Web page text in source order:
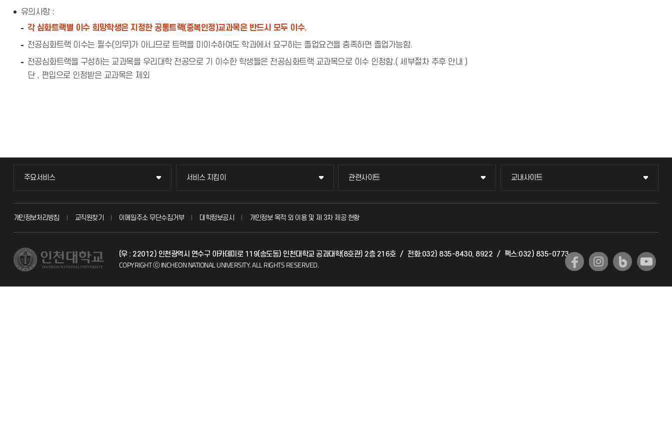
유의사항 :
각 심화트랙별 이수 희망학생은 지정한 공통트랙(중복인정)교과목은 반드시 모두 이수.
전공심화트랙 이수는 필수(의무)가 아니므로 트랙을 미이수하여도 학과에서 요구하는 졸업요건을 충족하면 졸업가능함.
전공심화트랙을 구성하는 교과목을 우리대학 전공으로 기 이수한 학생들은 전공심화트랙 교과목으로 이수 인정함.( 세부절차 추후 안내 )
단 , 편입으로 인정받은 교과목은 제외
주요서비스
주요서비스
교무회의방송
시설예약
서비스 지킴이
서비스 지킴이
묻고 답하기
자주 묻는 질문(FAQ)
관련사이트
관련사이트
국방헬프콜
산학협력단
교내사이트
교내사이트
교수회
국제교류과
개인정보처리방침 교직원찾기 이메일주소 무단수집거부 대학정보공시 개인정보 목적 외 이용 및 제 3차 제공 현황
(우 : 22012) 인천광역시 연수구 아카데미로 119(송도동) 인천대학교 공과대학(8호관) 2층 216호 / 전화:032) 835-8430, 8922 / 팩스:032) 835-0773
COPYRIGHT ⓒ INCHEON NATIONAL UNIVERSITY.ALL RIGHTS RESERVED.